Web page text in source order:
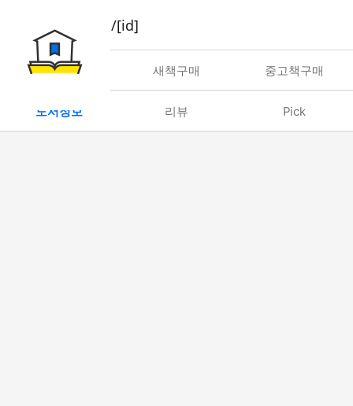
book/rent/[id]
대여 새책구매 중고책구매
도서정보 리뷰 Pick